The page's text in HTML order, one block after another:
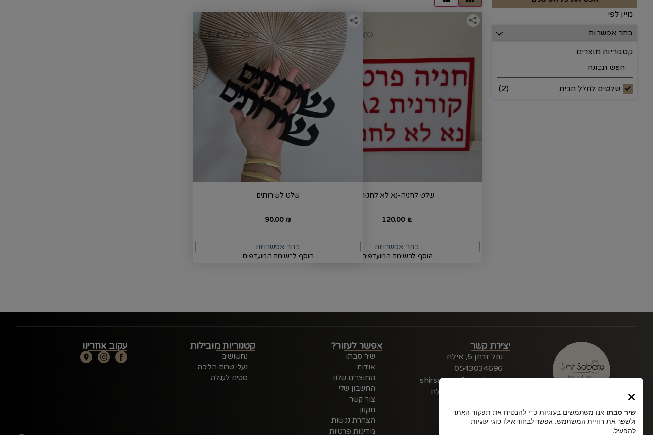
מיין לפי
קטגוריות מוצרים
שלטים לחלל הבית (
2
)
שלט לחניה-נא לא לחנות
120.00 ₪
בחר אפשרויות
הוסף לרשימת המועדפים
שלט לשירותים
90.00 ₪
בחר אפשרויות
הוסף לרשימת המועדפים
למוצרי תינוקות וילדים, יודאיקה,
שילוט בלייזר, מתנות ועוד..
יצירת קשר
נחל זרחן 5, אילת
0543034696
shirsabato@gmail.com
נשמח להשיב לכל שאלה
אפשר לעזור?
שיר סבתו
אודות
המוצרים שלנו
החשבון שלי
צור קשר
תקנון
הצהרת נגישות
מדיניות פרטיות
קטגוריות מובילות
נחשושים
נעלי טרום הליכה
סטים לעגלה
עקוב אחרינו
×
שיר סבתו אנו משתמשים בעוגיות כדי להבטיח את תפקוד האתר
ולשפר את חוויית המשתמש. אפשר לבחור אילו סוגי עוגיות
להפעיל.